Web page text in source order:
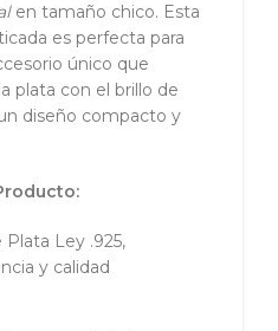
en tamaño chico. Esta
es perfecta para
único que
plata con el brillo de
diseño compacto y
Plata Ley .925,
y calidad